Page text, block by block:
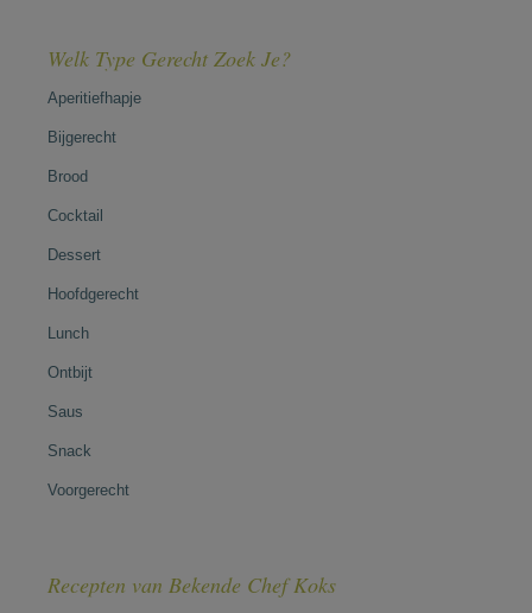
Welk Type Gerecht Zoek Je?
Aperitiefhapje
Bijgerecht
Brood
Cocktail
Dessert
Hoofdgerecht
Lunch
Ontbijt
Saus
Snack
Voorgerecht
Recepten van Bekende Chef Koks